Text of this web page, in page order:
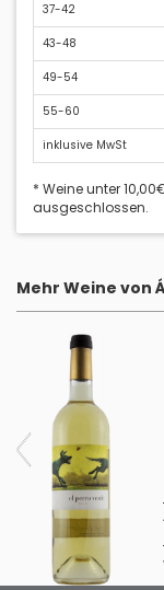
37-42
43-48
49-54
55-60
inklusive MwSt
* Weine unter
ausgeschlossen.
Mehr Weine von